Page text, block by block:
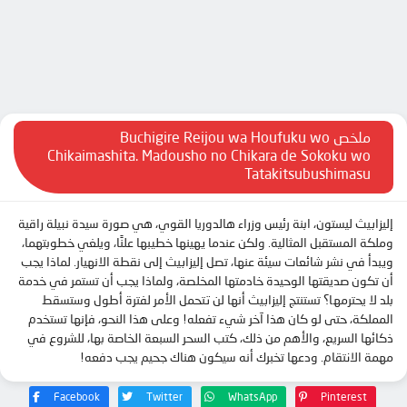
ملخص Buchigire Reijou wa Houfuku wo
Chikaimashita. Madousho no Chikara de Sokoku wo
Tatakitsubushimasu
إليزابيث ليستون، ابنة رئيس وزراء هالدوريا القوي، هي صورة سيدة نبيلة راقية
وملكة المستقبل المثالية. ولكن عندما يهينها خطيبها علنًا، ويلغي خطوبتهما،
ويبدأ في نشر شائعات سيئة عنها، تصل إليزابيث إلى نقطة الانهيار. لماذا يجب
أن تكون صديقتها الوحيدة خادمتها المخلصة، ولماذا يجب أن تستمر في خدمة
بلد لا يحترمها؟ تستنتج إليزابيث أنها لن تتحمل الأمر لفترة أطول وستسقط
المملكة، حتى لو كان هذا آخر شيء تفعله! وعلى هذا النحو، فإنها تستخدم
ذكائها السريع، والأهم من ذلك، كتب السحر السبعة الخاصة بها، للشروع في
مهمة الانتقام. ودعها تخبرك أنه سيكون هناك جحيم يجب دفعه!
Facebook Twitter WhatsApp Pinterest